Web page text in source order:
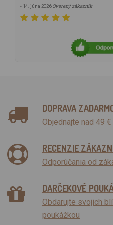
- 14. júna 2026Overený zákazník
DOPRAVA
Objednajte nad 49
RECENZIE
Odporúčania od
DARČEKOVÉ
Obdarujte svojich
poukážkou